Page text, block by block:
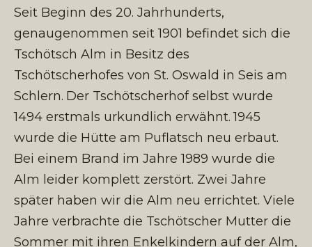
Seit Beginn des 20. Jahrhunderts,
genaugenommen seit 1901 befindet sich die
Tschötsch Alm in Besitz des
Tschötscherhofes von St. Oswald in Seis am
Schlern. Der Tschötscherhof selbst wurde
1494 erstmals urkundlich erwähnt. 1945
wurde die Hütte am Puflatsch neu erbaut.
Bei einem Brand im Jahre 1989 wurde die
Alm leider komplett zerstört. Zwei Jahre
später haben wir die Alm neu errichtet. Viele
Jahre verbrachte die Tschötscher Mutter die
Sommer mit ihren Enkelkindern auf der Alm,